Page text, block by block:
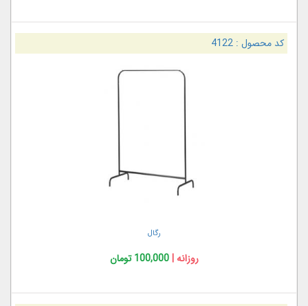
کد محصول :4122
رگال
روزانه |100,000 تومان